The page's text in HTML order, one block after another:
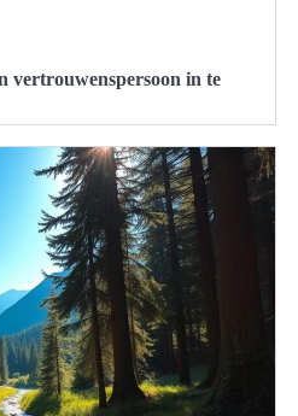
vertrouwenspersoon in te